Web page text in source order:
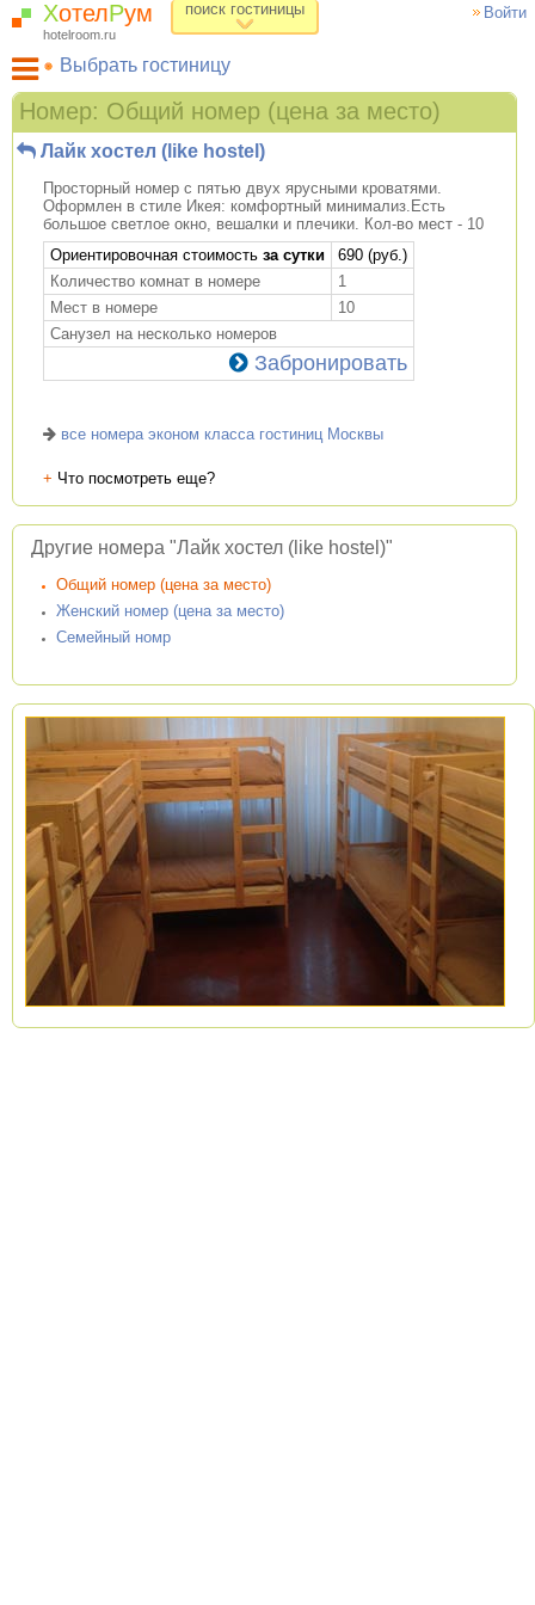
Войти
ХотелРум
hotelroom.ru
поиск гостиницы
Выбрать гостиницу
Гостиницы на карте Москвы
Гостиницы по метро
ХотелРум рекомендует
Номер: Общий номер (цена за место)
Лайк хостел (like hostel)
Просторный номер с пятью двух ярусными кроватями.
Оформлен в стиле Икея: комфортный минимализ.Есть
большое светлое окно, вешалки и плечики. Кол-во мест - 10
Ориентировочная стоимость за сутки
690 (руб.)
Количество комнат в номере
1
Мест в номере
10
Санузел на несколько номеров
Забронировать
все номера эконом класса гостиниц Москвы
+ Что посмотреть еще?
Другие номера "Лайк хостел (like hostel)"
Общий номер (цена за место)
Женский номер (цена за место)
Семейный номр